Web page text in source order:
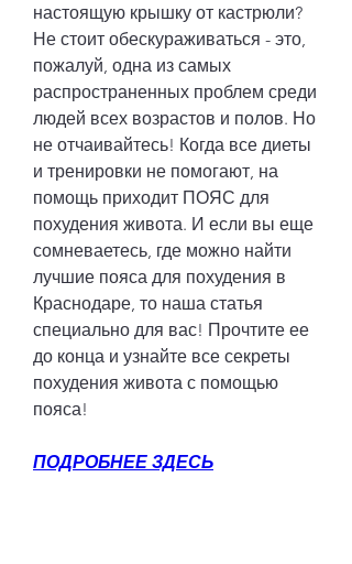
настоящую крышку от кастрюли?
Не стоит обескураживаться - это,
пожалуй, одна из самых
распространенных проблем среди
людей всех возрастов и полов. Но
не отчаивайтесь! Когда все диеты
и тренировки не помогают, на
помощь приходит ПОЯС для
похудения живота. И если вы еще
сомневаетесь, где можно найти
лучшие пояса для похудения в
Краснодаре, то наша статья
специально для вас! Прочтите ее
до конца и узнайте все секреты
похудения живота с помощью
пояса!
ПОДРОБНЕЕ ЗДЕСЬ